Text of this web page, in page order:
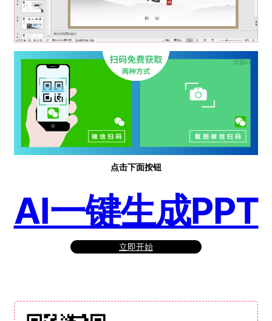
点击下面按钮
AI一键生成PPT
立即开始